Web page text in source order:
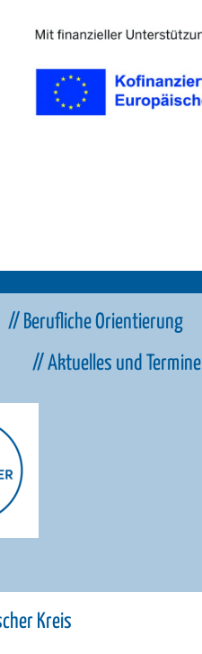
// Berufliche Orientierung
// Aktuelles und Termine
Kreis